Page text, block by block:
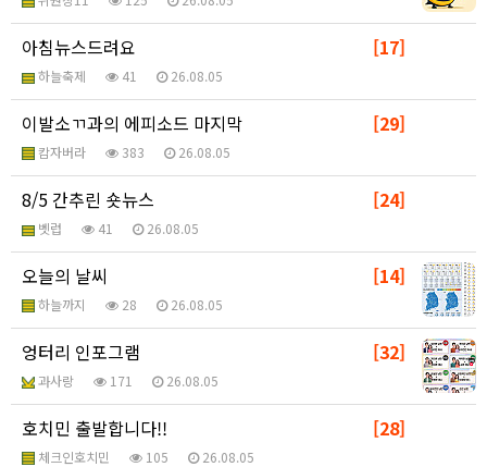
[17]
아침뉴스드려요
하늘축제 41 26.08.05
[29]
이발소ㄲ과의 에피소드 마지막
캄자버라 383 26.08.05
[24]
8/5 간추린 숏뉴스
벳럽 41 26.08.05
[14]
오늘의 날씨
하늘까지 28 26.08.05
[32]
엉터리 인포그램
과사랑 171 26.08.05
[28]
호치민 출발합니다!!
체크인호치민 105 26.08.05